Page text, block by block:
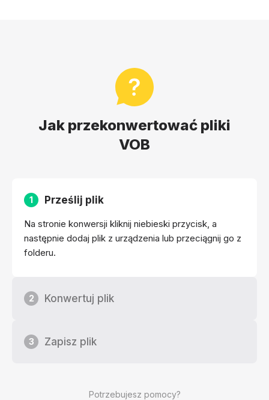
Jak przekonwertować pliki
VOB
Potrzebujesz pomocy?
1 Prześlij plik
Na stronie konwersji kliknij niebieski przycisk, a
następnie dodaj plik z urządzenia lub przeciągnij go z
folderu.
2 Konwertuj plik
3 Zapisz plik